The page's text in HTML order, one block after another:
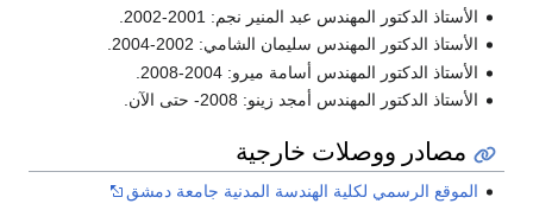
الأستاذ الدكتور المهندس عبد المنير نجم: 2001-2002.
الأستاذ الدكتور المهندس سليمان الشامي: 2002-2004.
الأستاذ الدكتور المهندس أسامة ميرو: 2004-2008.
الأستاذ الدكتور المهندس أمجد زينو: 2008- حتى الآن.
مصادر ووصلات خارجية
الموقع الرسمي لكلية الهندسة المدنية جامعة دمشق